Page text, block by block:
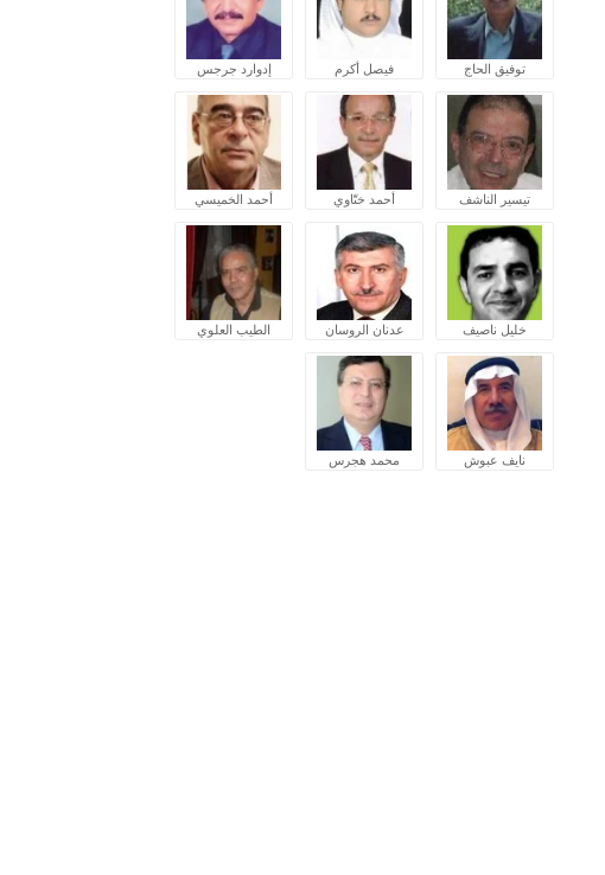
توفيق الحاج فيصل أكرم إدوارد جرجس
تيسير الناشف أحمد ختّاوي أحمد الخميسي
خليل ناصيف عدنان الروسان الطيب العلوي
نايف عبوش محمد هجرس